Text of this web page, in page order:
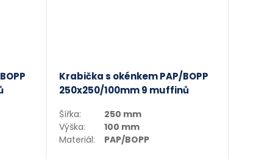
Krabička s okénkem PAP/BOPP
250x250/100mm 9 muffinů
Šířka:
250 mm
Výška:
100 mm
Materiál:
PAP/BOPP